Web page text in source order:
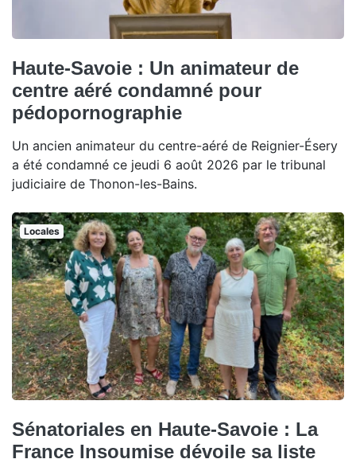
Haute-Savoie : Un animateur de
centre aéré condamné pour
pédopornographie
Un ancien animateur du centre-aéré de Reignier-Ésery
a été condamné ce jeudi 6 août 2026 par le tribunal
judiciaire de Thonon-les-Bains.
Locales
Sénatoriales en Haute-Savoie : La
France Insoumise dévoile sa liste